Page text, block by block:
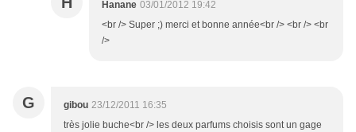
Hanane 03/01/2012 19:42
<br /> Super ;) merci et bonne année<br /> <br /> <br
/>
G gibou 23/12/2011 16:35
très jolie buche<br /> les deux parfums choisis sont un gage